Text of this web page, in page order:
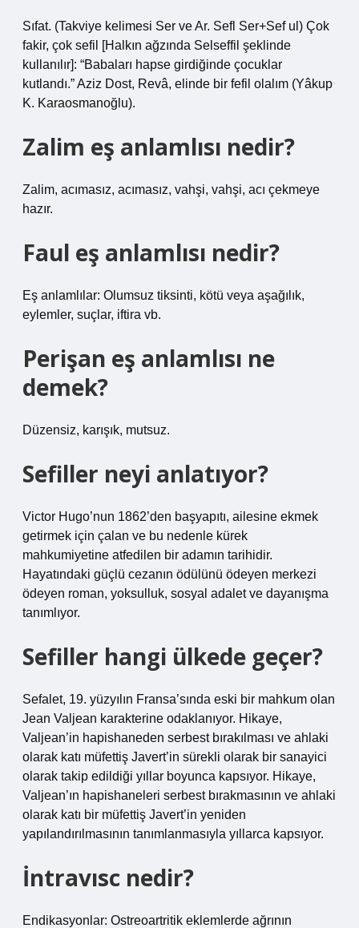
Sıfat. (Takviye kelimesi Ser ve Ar. Sefl Ser+Sef ul) Çok
fakir, çok sefil [Halkın ağzında Selseffil şeklinde
kullanılır]: “Babaları hapse girdiğinde çocuklar
kutlandı.” Aziz Dost, Revâ, elinde bir fefil olalım (Yâkup
K. Karaosmanoğlu).
Zalim eş anlamlısı nedir?
Zalim, acımasız, acımasız, vahşi, vahşi, acı çekmeye
hazır.
Faul eş anlamlısı nedir?
Eş anlamlılar: Olumsuz tiksinti, kötü veya aşağılık,
eylemler, suçlar, iftira vb.
Perişan eş anlamlısı ne
demek?
Düzensiz, karışık, mutsuz.
Sefiller neyi anlatıyor?
Victor Hugo’nun 1862’den başyapıtı, ailesine ekmek
getirmek için çalan ve bu nedenle kürek
mahkumiyetine atfedilen bir adamın tarihidir.
Hayatındaki güçlü cezanın ödülünü ödeyen merkezi
ödeyen roman, yoksulluk, sosyal adalet ve dayanışma
tanımlıyor.
Sefiller hangi ülkede geçer?
Sefalet, 19. yüzyılın Fransa’sında eski bir mahkum olan
Jean Valjean karakterine odaklanıyor. Hikaye,
Valjean’in hapishaneden serbest bırakılması ve ahlaki
olarak katı müfettiş Javert’in sürekli olarak bir sanayici
olarak takip edildiği yıllar boyunca kapsıyor. Hikaye,
Valjean’ın hapishaneleri serbest bırakmasının ve ahlaki
olarak katı bir müfettiş Javert’in yeniden
yapılandırılmasının tanımlanmasıyla yıllarca kapsıyor.
İntravısc nedir?
Endikasyonlar: Ostreoartritik eklemlerde ağrının